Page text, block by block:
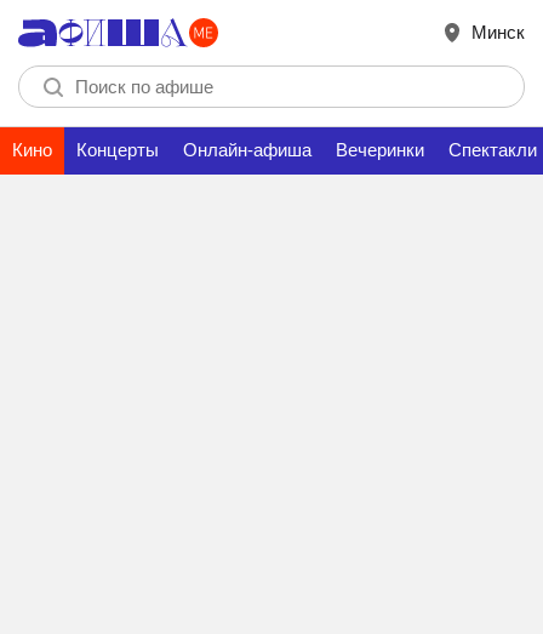
Минск
Кино Концерты Онлайн-афиша Вечеринки Спектакли